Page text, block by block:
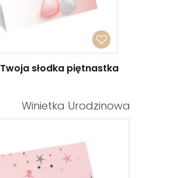
Twoja słodka piętnastka
Winietka Urodzinowa